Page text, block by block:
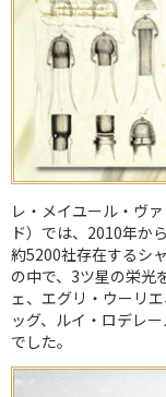
レ・メイユール・ヴ
ド）では、2010年か
約5200社存在するシ
の中で、3ツ星の栄光
ェ、エグリ・ウーリ
ッグ、ルイ・ロデレ
でした。